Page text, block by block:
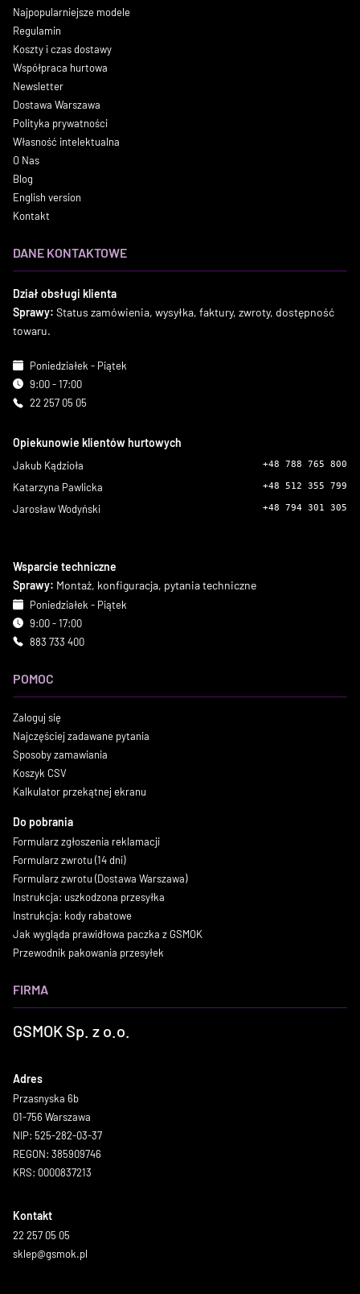
Najpopularniejsze modele
Regulamin
Koszty i czas dostawy
Współpraca hurtowa
Newsletter
Dostawa Warszawa
Polityka prywatności
Własność intelektualna
O Nas
Blog
English version
Kontakt
DANE KONTAKTOWE
Dział obsługi klienta
Sprawy: Status zamówienia, wysyłka, faktury, zwroty, dostępność
towaru.
Poniedziałek - Piątek
9:00 - 17:00
22 257 05 05
Opiekunowie klientów hurtowych
Jakub Kądzioła +48 788 765 800
Katarzyna Pawlicka +48 512 355 799
Jarosław Wodyński +48 794 301 305
Wsparcie techniczne
Sprawy: Montaż, konfiguracja, pytania techniczne
Poniedziałek - Piątek
9:00 - 17:00
883 733 400
POMOC
Zaloguj się
Najczęściej zadawane pytania
Sposoby zamawiania
Koszyk CSV
Kalkulator przekątnej ekranu
Do pobrania
Formularz zgłoszenia reklamacji
Formularz zwrotu (14 dni)
Formularz zwrotu (Dostawa Warszawa)
Instrukcja: uszkodzona przesyłka
Instrukcja: kody rabatowe
Jak wygląda prawidłowa paczka z GSMOK
Przewodnik pakowania przesyłek
FIRMA
GSMOK Sp. z o.o.
Adres
Przasnyska 6b
01-756 Warszawa
NIP: 525-282-03-37
REGON: 385909746
KRS: 0000837213
Kontakt
22 257 05 05
sklep@gsmok.pl